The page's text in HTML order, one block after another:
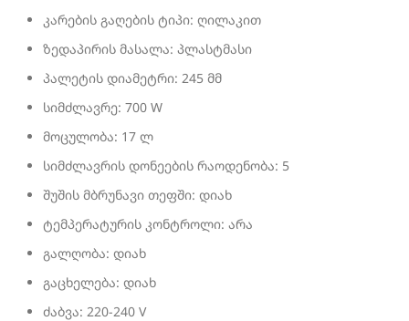
კარების გაღების ტიპი: ღილაკით
ზედაპირის მასალა: პლასტმასი
პალეტის დიამეტრი: 245 მმ
სიმძლავრე: 700 W
მოცულობა: 17 ლ
სიმძლავრის დონეების რაოდენობა: 5
შუშის მბრუნავი თეფში: დიახ
ტემპერატურის კონტროლი: არა
გალღობა: დიახ
გაცხელება: დიახ
ძაბვა: 220-240 V